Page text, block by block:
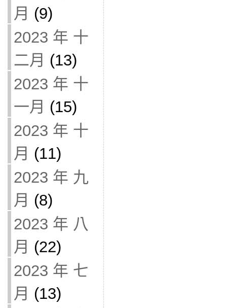
月 (9)
2023 年 十
二月 (13)
2023 年 十
一月 (15)
2023 年 十
月 (11)
2023 年 九
月 (8)
2023 年 八
月 (22)
2023 年 七
月 (13)